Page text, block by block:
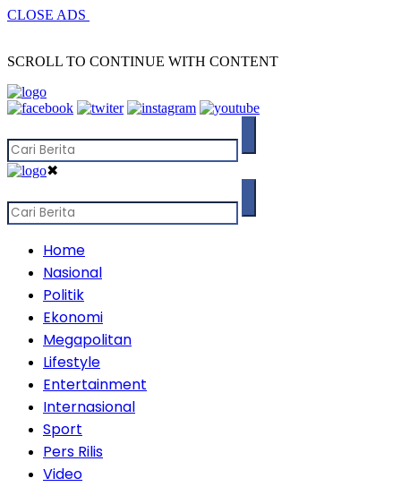
CLOSE ADS
SCROLL TO CONTINUE WITH CONTENT
✖
Home
Nasional
Politik
Ekonomi
Megapolitan
Lifestyle
Entertainment
Internasional
Sport
Pers Rilis
Video